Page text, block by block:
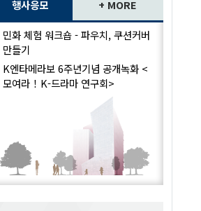
행사응모 + MORE
민화 체험 워크숍 - 파우치, 쿠션커버
만들기
K엔타메라보 6주년기념 공개녹화 <
모여라！K-드라마 연구회>